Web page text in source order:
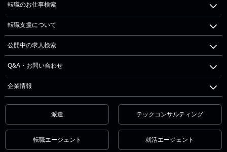
転職のお仕事検索
転職支援について
公開中の求人検索
Q&A・お問い合わせ
企業情報
派遣 テックコンサルティング
転職エージェント 就活エージェント